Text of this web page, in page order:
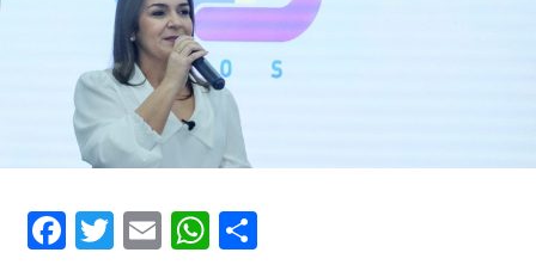
Facebook
Twitter
EmailWhatsApp
Share